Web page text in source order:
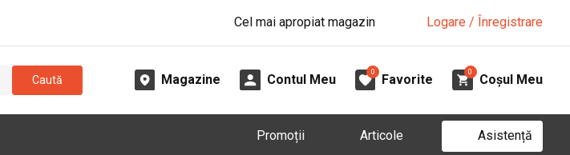
Cel mai apropiat magazin Logare / Înregistrare
Caută Magazine Contul Meu
0
Favorite
0
Coșul Meu
Promoții Articole Asistență